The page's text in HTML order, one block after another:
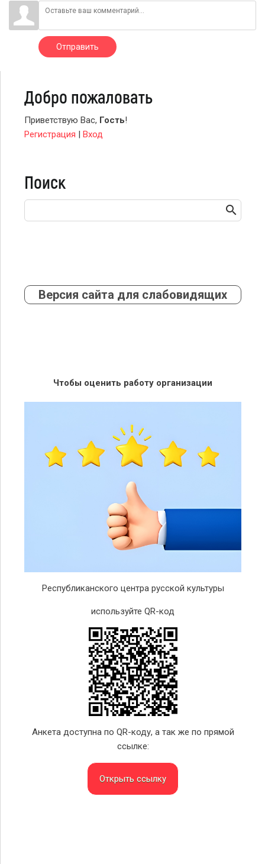
Отправить
Добро пожаловать
Приветствую Вас, Гость!
Регистрация | Вход
Поиск
Версия сайта для слабовидящих
Чтобы оценить работу организации
Республиканского центра русской культуры
используйте QR-код
Анкета доступна по QR-коду, а так же по прямой
ссылке:
Открыть ссылку